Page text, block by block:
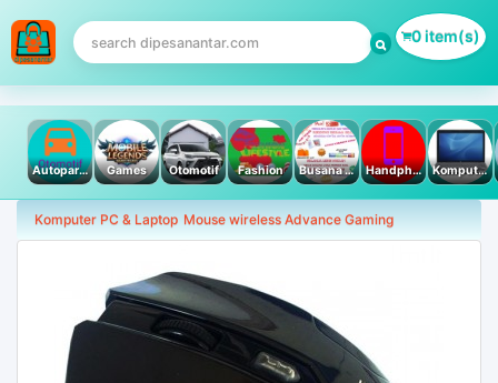
0 item(s)
Autoparts Games Otomotif Fashion Busana Muslim Handphone & Tablet Komputer PC & Laptop
Komputer PC & Laptop Mouse wireless Advance Gaming